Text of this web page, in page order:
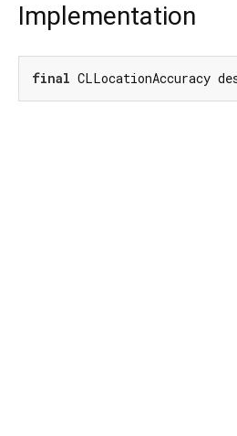
Implementation
final CLLocationAccuracy